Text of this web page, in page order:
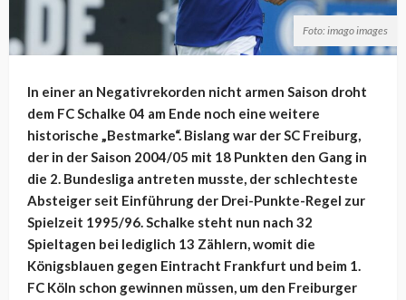
Foto: imago images
In einer an Negativrekorden nicht armen Saison droht
dem FC Schalke 04 am Ende noch eine weitere
historische „Bestmarke“. Bislang war der SC Freiburg,
der in der Saison 2004/05 mit 18 Punkten den Gang in
die 2. Bundesliga antreten musste, der schlechteste
Absteiger seit Einführung der Drei-Punkte-Regel zur
Spielzeit 1995/96. Schalke steht nun nach 32
Spieltagen bei lediglich 13 Zählern, womit die
Königsblauen gegen Eintracht Frankfurt und beim 1.
FC Köln schon gewinnen müssen, um den Freiburger